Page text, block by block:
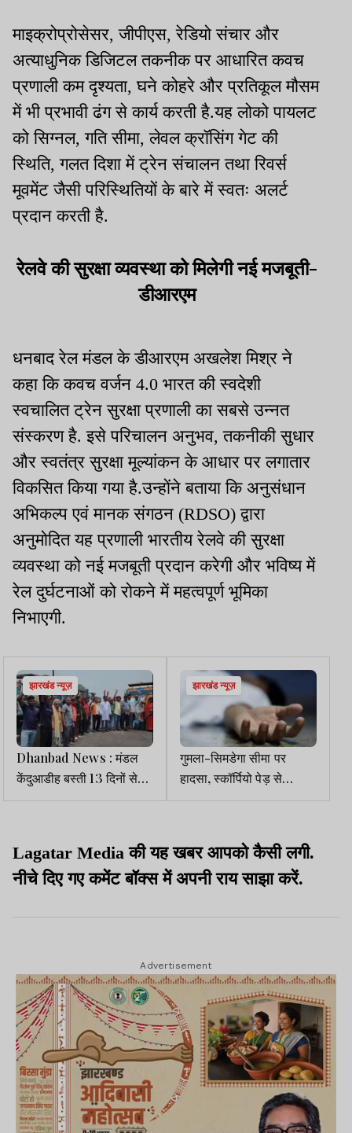
माइक्रोप्रोसेसर, जीपीएस, रेडियो संचार और
अत्याधुनिक डिजिटल तकनीक पर आधारित कवच
प्रणाली कम दृश्यता, घने कोहरे और प्रतिकूल मौसम
में भी प्रभावी ढंग से कार्य करती है.यह लोको पायलट
को सिग्नल, गति सीमा, लेवल क्रॉसिंग गेट की
स्थिति, गलत दिशा में ट्रेन संचालन तथा रिवर्स
मूवमेंट जैसी परिस्थितियों के बारे में स्वतः अलर्ट
प्रदान करती है.
रेलवे की सुरक्षा व्यवस्था को मिलेगी नई मजबूती-
डीआरएम
धनबाद रेल मंडल के डीआरएम अखलेश मिश्र ने
कहा कि कवच वर्जन 4.0 भारत की स्वदेशी
स्वचालित ट्रेन सुरक्षा प्रणाली का सबसे उन्नत
संस्करण है. इसे परिचालन अनुभव, तकनीकी सुधार
और स्वतंत्र सुरक्षा मूल्यांकन के आधार पर लगातार
विकसित किया गया है.उन्होंने बताया कि अनुसंधान
अभिकल्प एवं मानक संगठन (RDSO) द्वारा
अनुमोदित यह प्रणाली भारतीय रेलवे की सुरक्षा
व्यवस्था को नई मजबूती प्रदान करेगी और भविष्य में
रेल दुर्घटनाओं को रोकने में महत्वपूर्ण भूमिका
निभाएगी.
झारखंड न्यूज़
Dhanbad News : मंडल
केंदुआडीह बस्ती 13 दिनों से
अंधेरे में, ग्रामीणों ने एएमपी
झारखंड न्यूज़
गुमला-सिमडेगा सीमा पर
हादसा, स्कॉर्पियो पेड़ से
टकराई; 3 बच्चों समेत 5 की
Lagatar Media की यह खबर आपको कैसी लगी.
नीचे दिए गए कमेंट बॉक्स में अपनी राय साझा करें.
Advertisement